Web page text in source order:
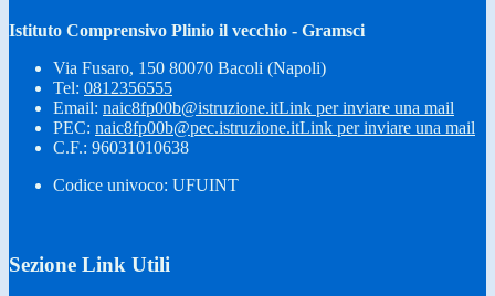
Istituto Comprensivo Plinio il vecchio - Gramsci
Via Fusaro, 150 80070 Bacoli (Napoli)
Tel: 0812356555
Email: naic8fp00b@istruzione.itLink per inviare una mail
PEC: naic8fp00b@pec.istruzione.itLink per inviare una mail
C.F.: 96031010638
Codice univoco: UFUINT
Sezione Link Utili